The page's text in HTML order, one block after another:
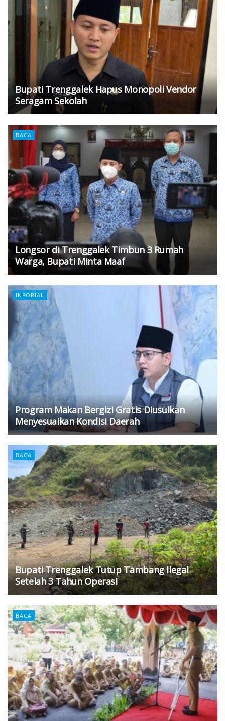
Bupati Trenggalek Hapus Monopoli Vendor
Seragam Sekolah
BACA
Longsor di Trenggalek Timbun 3 Rumah
Warga, Bupati Minta Maaf
INFORIAL
Program Makan Bergizi Gratis Diusulkan
Menyesuaikan Kondisi Daerah
BACA
Bupati Trenggalek Tutup Tambang Ilegal
Setelah 3 Tahun Operasi
BACA